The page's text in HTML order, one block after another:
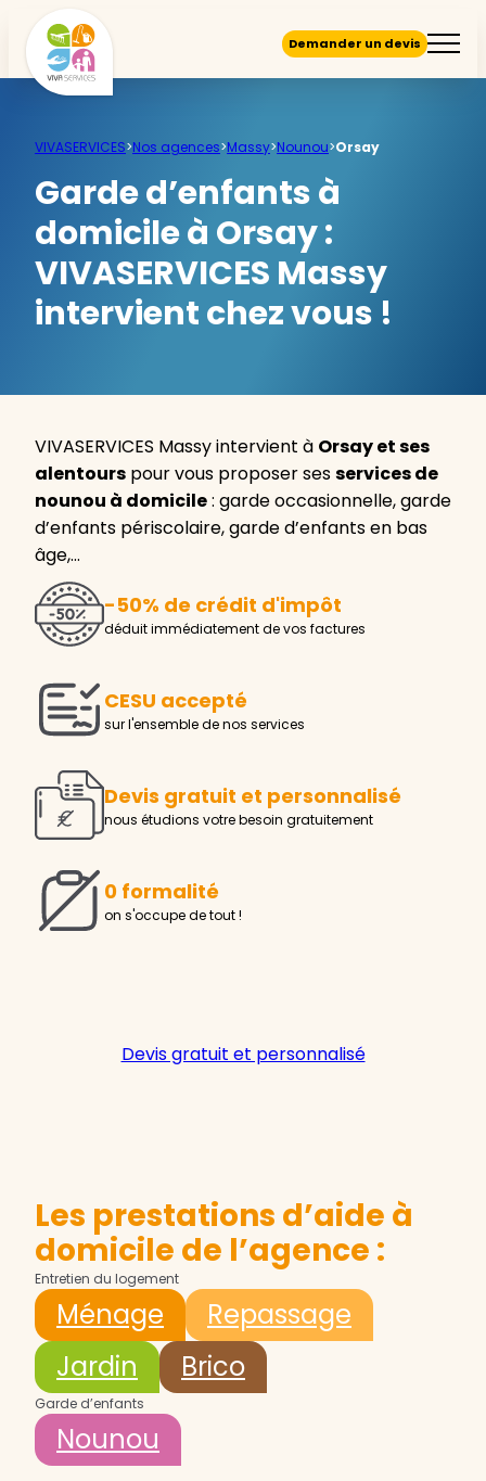
Demander un devis
VIVASERVICES>Nos agences>Massy>Nounou>Orsay
Garde d’enfants à
domicile à Orsay :
VIVASERVICES Massy
intervient chez vous !
VIVASERVICES Massy intervient à Orsay et ses
alentours pour vous proposer sesservices de
nounou à domicile: garde occasionnelle, garde
d’enfants périscolaire, garde d’enfants en bas
âge,…
-50% de crédit d'impôt
déduit immédiatement de vos factures
CESU accepté
sur l'ensemble de nos services
Devis gratuit et personnalisé
nous étudions votre besoin gratuitement
0 formalité
on s'occupe de tout !
Devis gratuit et personnalisé
Les prestations d’aide à
domicile de l’agence :
Entretien du logement
Ménage
Repassage
Jardin
Brico
Garde d’enfants
Nounou